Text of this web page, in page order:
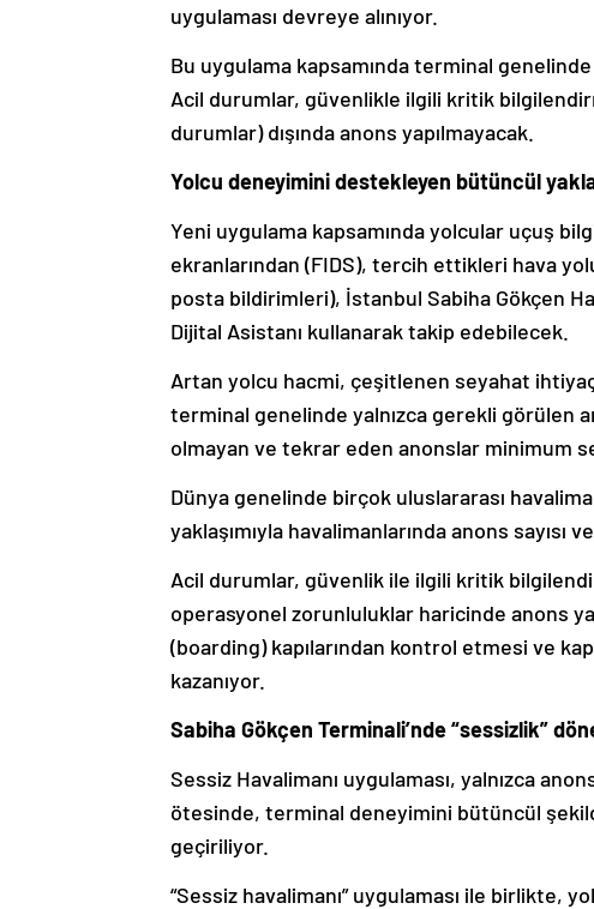
uygulaması devreye alınıyor.
Bu uygulama kapsamında terminal genelinde
Acil durumlar, güvenlikle ilgili kritik
durumlar) dışında anons yapılmayacak.
Yolcu deneyimini destekleyen bütüncül
Yeni uygulama kapsamında yolcular uçuş
ekranlarından (FIDS), tercih ettikleri hava
posta bildirimleri), İstanbul Sabiha Gökçen
Dijital Asistanı kullanarak takip edebilecek.
Artan yolcu hacmi, çeşitlenen seyahat
terminal genelinde yalnızca gerekli görülen
olmayan ve tekrar eden anonslar minimum
Dünya genelinde birçok uluslararası
yaklaşımıyla havalimanlarında anons sayısı
Acil durumlar, güvenlik ile ilgili kritik
operasyonel zorunluluklar haricinde anons
(boarding) kapılarından kontrol etmesi ve
kazanıyor.
Sabiha Gökçen Terminali’nde “sessizlik”
Sessiz Havalimanı uygulaması, yalnızca
ötesinde, terminal deneyimini bütüncül
geçiriliyor.
“Sessiz havalimanı” uygulaması ile birlikte,